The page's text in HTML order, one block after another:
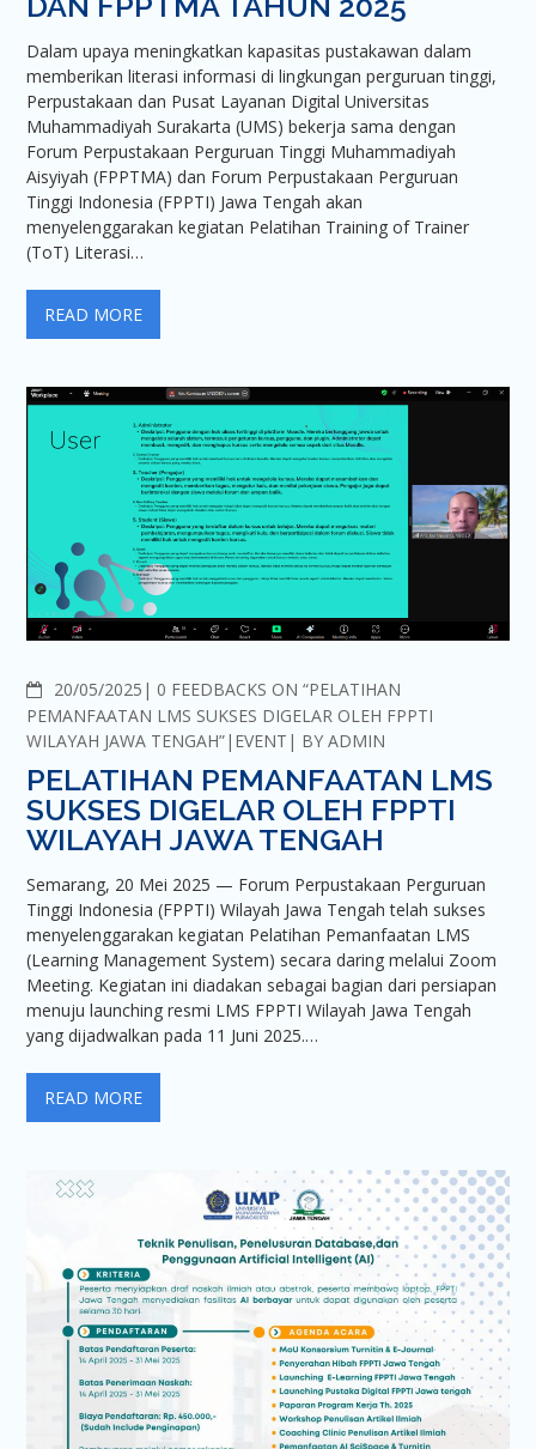
Dalam upaya meningkatkan kapasitas pustakawan dalam
memberikan literasi informasi di lingkungan perguruan tinggi,
Perpustakaan dan Pusat Layanan Digital Universitas
Muhammadiyah Surakarta (UMS) bekerja sama dengan
Forum Perpustakaan Perguruan Tinggi Muhammadiyah
Aisyiyah (FPPTMA) dan Forum Perpustakaan Perguruan
Tinggi Indonesia (FPPTI) Jawa Tengah akan
menyelenggarakan kegiatan Pelatihan Training of Trainer
(ToT) Literasi…
READ MORE
20/05/2025 COMMENTS
0 FEEDBACKS ON “PELATIHAN
PEMANFAATAN LMS SUKSES DIGELAR OLEH FPPTI
WILAYAH JAWA TENGAH” EVENT BYADMIN
PELATIHAN PEMANFAATAN LMS
SUKSES DIGELAR OLEH FPPTI
WILAYAH JAWA TENGAH
Semarang, 20 Mei 2025 — Forum Perpustakaan Perguruan
Tinggi Indonesia (FPPTI) Wilayah Jawa Tengah telah sukses
menyelenggarakan kegiatan Pelatihan Pemanfaatan LMS
(Learning Management System) secara daring melalui Zoom
Meeting. Kegiatan ini diadakan sebagai bagian dari persiapan
menuju launching resmi LMS FPPTI Wilayah Jawa Tengah
yang dijadwalkan pada 11 Juni 2025.…
READ MORE